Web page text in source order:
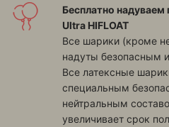
Бесплатно
Ultra HIFLOAT
Все шарики (кроме
надуты безопасным
Все латексные
специальным
нейтральным
увеличивает срок